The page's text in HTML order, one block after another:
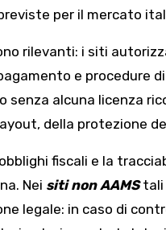
per il mercato
rilevanti: i siti
e procedure
alcuna licenza
della protezione
fiscali e la
Nei siti non AAMStali
legale: in caso di